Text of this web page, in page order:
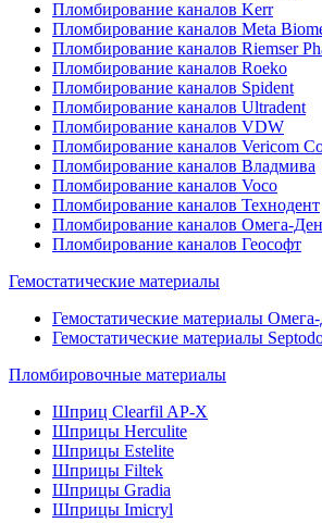
Пломбирование каналов Kerr
Пломбирование каналов Meta
Пломбирование каналов Riemser
Пломбирование каналов Roeko
Пломбирование каналов Spident
Пломбирование каналов Ultradent
Пломбирование каналов VDW
Пломбирование каналов Vericom
Пломбирование каналов Владмива
Пломбирование каналов Voco
Пломбирование каналов Технодент
Пломбирование каналов Омега-
Пломбирование каналов Геософт
Гемостатические материалы
Гемостатические материалы
Гемостатические материалы
Пломбировочные материалы
Шприц Clearfil AP-X
Шприцы Herculite
Шприцы Estelite
Шприцы Filtek
Шприцы Gradia
Шприцы Imicryl